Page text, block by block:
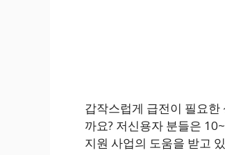
갑작스럽게 급전이 필요
까요? 저신용자 분들은
지원 사업의 도움을 받고